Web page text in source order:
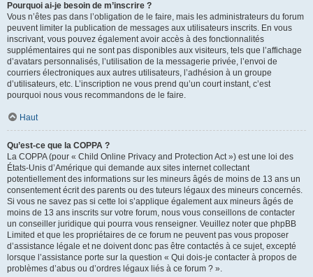
Pourquoi ai-je besoin de m’inscrire ?
Vous n’êtes pas dans l’obligation de le faire, mais les administrateurs du forum
peuvent limiter la publication de messages aux utilisateurs inscrits. En vous
inscrivant, vous pouvez également avoir accès à des fonctionnalités
supplémentaires qui ne sont pas disponibles aux visiteurs, tels que l’affichage
d’avatars personnalisés, l’utilisation de la messagerie privée, l’envoi de
courriers électroniques aux autres utilisateurs, l’adhésion à un groupe
d’utilisateurs, etc. L’inscription ne vous prend qu’un court instant, c’est
pourquoi nous vous recommandons de le faire.
Haut
Qu’est-ce que la COPPA ?
La COPPA (pour « Child Online Privacy and Protection Act ») est une loi des
États-Unis d’Amérique qui demande aux sites internet collectant
potentiellement des informations sur les mineurs âgés de moins de 13 ans un
consentement écrit des parents ou des tuteurs légaux des mineurs concernés.
Si vous ne savez pas si cette loi s’applique également aux mineurs âgés de
moins de 13 ans inscrits sur votre forum, nous vous conseillons de contacter
un conseiller juridique qui pourra vous renseigner. Veuillez noter que phpBB
Limited et que les propriétaires de ce forum ne peuvent pas vous proposer
d’assistance légale et ne doivent donc pas être contactés à ce sujet, excepté
lorsque l’assistance porte sur la question « Qui dois-je contacter à propos de
problèmes d’abus ou d’ordres légaux liés à ce forum ? ».